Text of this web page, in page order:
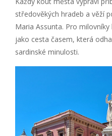
středověkých hradeb a věží
Maria Assunta. Pro
jako cesta časem, která
sardinské minulosti.